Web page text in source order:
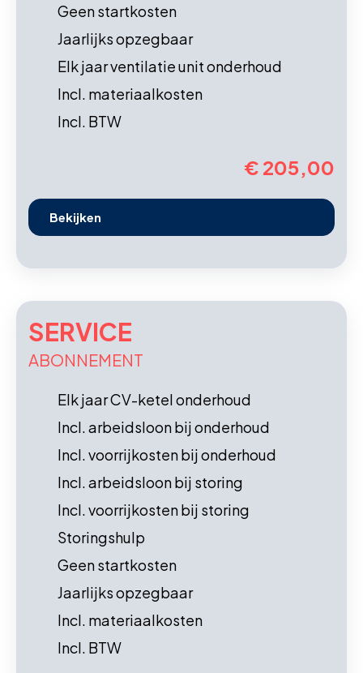
Geen startkosten
Jaarlijks opzegbaar
Elk jaar ventilatie unit onderhoud
Incl. materiaalkosten
Incl. BTW
€ 205,00
Bekijken
SERVICE
ABONNEMENT
Elk jaar CV-ketel onderhoud
Incl. arbeidsloon bij onderhoud
Incl. voorrijkosten bij onderhoud
Incl. arbeidsloon bij storing
Incl. voorrijkosten bij storing
Storingshulp
Geen startkosten
Jaarlijks opzegbaar
Incl. materiaalkosten
Incl. BTW